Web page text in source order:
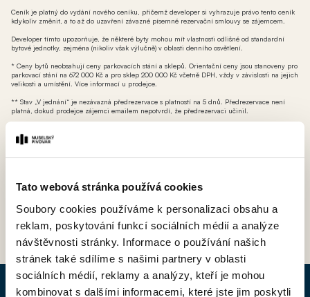
Tato webová stránka používá cookies
Soubory cookies používáme k personalizaci obsahu a
reklam, poskytování funkcí sociálních médií a analýze
návštěvnosti stránky. Informace o používání našich
stránek také sdílíme s našimi partnery v oblasti
sociálních médií, reklamy a analýzy, kteří je mohou
kombinovat s dalšími informacemi, které jste jim poskytli
Ceník je platný do vydání nového ceníku, přičemž developer si vyhrazuje právo tento ceník
kdykoliv změnit, a to až do uzavření závazné písemné rezervační smlouvy se zájemcem.
Developer tímto upozorňuje, že některé byty mohou mít vlastnosti odlišné od standardní
bytové jednotky, zejména (nikoliv však výlučně) v oblasti denního osvětlení.
* Ceny bytů neobsahují ceny parkovacích stání a sklepů. Orientační ceny jsou stanoveny pro
parkovací stání na 672 000 Kč a pro sklep 200 000 Kč včetně DPH, vždy v závislosti na jejich
velikosti a umístění. Více informací u prodejce.
** Stav „V jednání“ je nezávazná předrezervace s platností na 5 dnů. Předrezervace není
platná, dokud prodejce zájemci emailem nepotvrdí, že předrezervaci učinil.
možností odpočtu DPH).
ZPĚT DO CENÍKU